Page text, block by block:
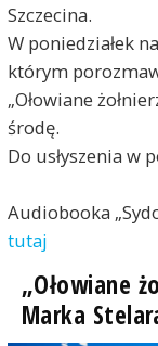
Szczecina.
W poniedziałek
którym
„Ołowiane
środę.
Do usłyszenia w
Audiobooka
tutaj
„Ołowiane
Marka